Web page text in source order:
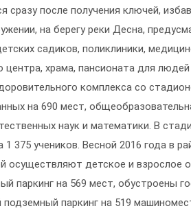
сразу после получения ключей,
на берегу реки Десна,
садиков, поликлиники,
центра, храма, пансионата для
комплекса со
на 690 мест,
наук и математики. В
375 учеников. Весной 2016 года в
осуществляют детское и взрослое
паркинг на 569 мест, обустроены
подземный паркинг на 519